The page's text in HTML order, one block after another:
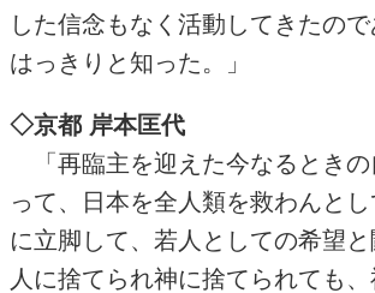
した信念もなく活動してきたの
はっきりと知った。」
◇京都 岸本匡代
「再臨主を迎えた今なるときの
って、日本を全人類を救わんと
に立脚して、若人としての希望と
人に捨てられ神に捨てられても